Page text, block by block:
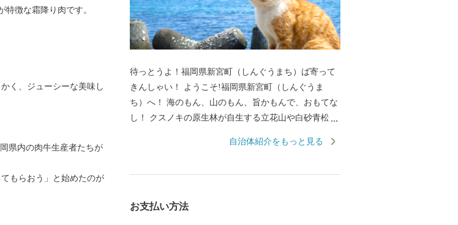
徴な霜降り肉です。
く、ジューシーな美味し
県内の肉牛生産者たちが
もらおう」と始めたのが
待っとうよ！福岡県新宮町（しんぐうまち）ば寄って
きんしゃい！ ようこそ!福岡県新宮町（しんぐうま
ち）へ！ 海のもん、山のもん、旨かもんで、おもてな
し！ クスノキの原生林が自生する立花山や白砂青松の
ど自然にも恵まれています。 最強の戦国武将「立花宗
ご「あまおう」に、 皇室献上の歴史を持つ「立花みか
自治体紹介をもっと見る
お支払い方法